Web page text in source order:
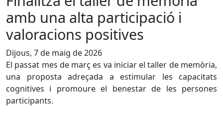
amb una alta participació i
valoracions positives
Dijous, 7 de maig de 2026
El passat mes de març es va iniciar el taller de memòria,
una proposta adreçada a estimular les capacitats
cognitives i promoure el benestar de les persones
participants.